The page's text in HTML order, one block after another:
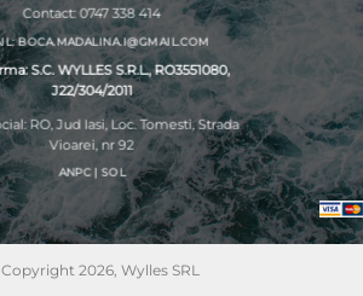
Contact: 0747 338 414
BOCA.MADALINA.I@GMAIL.COM
S.C. WYLLES S.R.L., RO3551080,
J22/304/2011
RO, Jud Iasi, Loc. Tomesti, Strada
Vioarei, nr 92
ANPC | SOL
2026, Wylles SRL